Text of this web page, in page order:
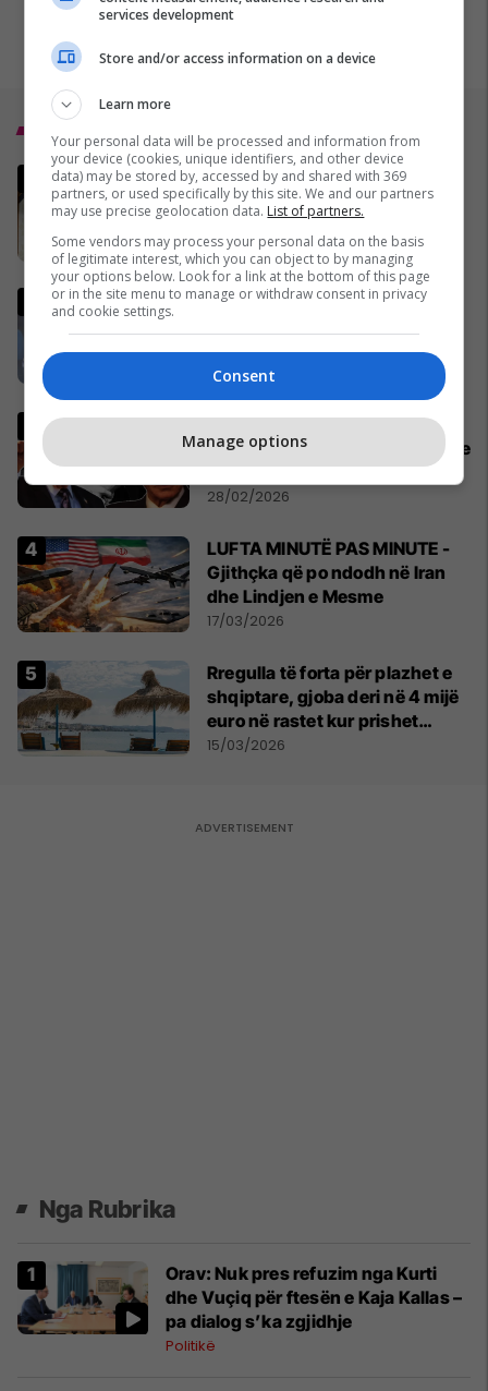
Top 5
Vaktia e Ramazanit 2026 në
Kosovë
29/01/2026
Kush është Marta Kos, zyrtarja
ishte bashkëpunëtore e UDBA-
s14/03/2026
Gjithçka që ka ndodhur në 18
ditët e para të luftës në Iran dhe
Lindjen e Mesme
28/02/2026
LUFTA MINUTË PAS MINUTE -
Gjithçka që po ndodh në Iran
dhe Lindjen e Mesme
17/03/2026
Rregulla të forta për plazhet e
shqiptare, gjoba deri në 4 mijë
euro në rastet kur prishet
kontrata
15/03/2026
Nga Rubrika
Orav: Nuk pres refuzim nga Kurti
dhe Vuçiq për ftesën e Kaja Kallas –
pa dialog s’ka zgjidhje
Politikë
services development
Store and/or access information on a device
Learn more
Your personal data will be processed and information from
your device (cookies, unique identifiers, and other device
data) may be stored by, accessed by and shared with 369
partners, or used specifically by this site. We and our partners
may use precise geolocation data. List of partners.
Some vendors may process your personal data on the basis
of legitimate interest, which you can object to by managing
your options below. Look for a link at the bottom of this page
or in the site menu to manage or withdraw consent in privacy
and cookie settings.
Consent
Manage options